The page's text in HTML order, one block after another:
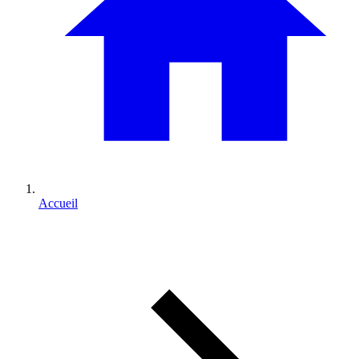
Accueil